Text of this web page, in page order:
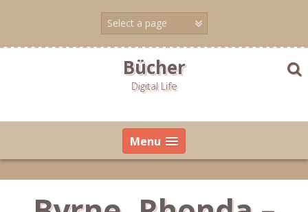
Bücher
Digital Life
Menu